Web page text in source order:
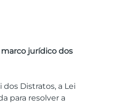
marco jurídico dos
Distratos, a Lei
para resolver a